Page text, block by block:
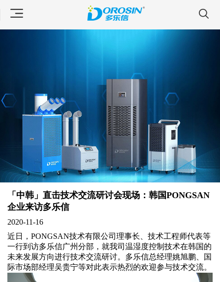
「中韩」直击技术交流研讨会现场：韩国PONGSAN
企业来访多乐信
2020-11-16
近日
， PONGSAN技术有限公司理事长、技术工程师代表等
一行到访多乐信广州分部，就我司温湿度控制技术在韩国的
未来发展方向进行技术交流研讨。多乐信总经理姚旭鹏、国
际市场部经理吴贵宁等对此表示热烈的欢迎参与技术交流。